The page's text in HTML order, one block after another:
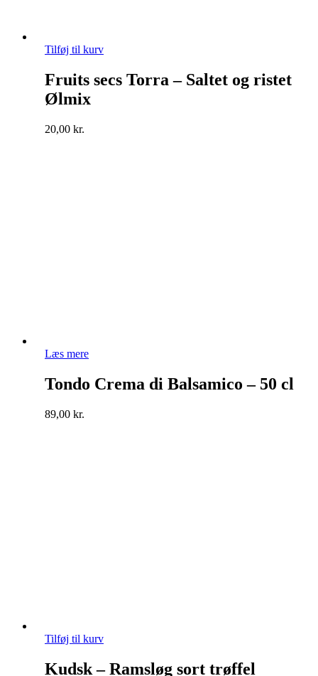
Tilføj til kurv
Fruits secs Torra – Saltet og ristet
Ølmix
20,00 kr.
Læs mere
Tondo Crema di Balsamico – 50 cl
89,00 kr.
Tilføj til kurv
Kudsk – Ramsløg sort trøffel